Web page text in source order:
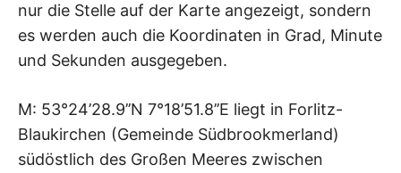
nur die Stelle auf der Karte angezeigt, sondern
es werden auch die Koordinaten in Grad, Minute
und Sekunden ausgegeben.
M: 53°24’28.9’’N 7°18’51.8’’E liegt in Forlitz-
Blaukirchen (Gemeinde Südbrookmerland)
südöstlich des Großen Meeres zwischen